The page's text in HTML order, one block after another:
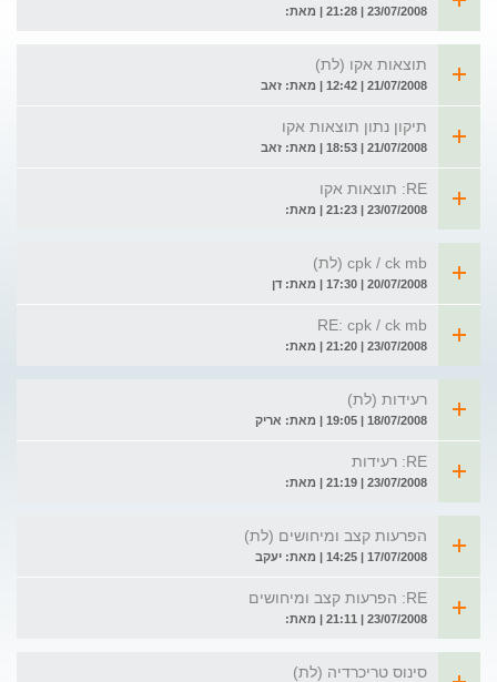
23/07/2008 | 21:28 | מאת:
תוצאות אקו (לת)
21/07/2008 | 12:42 | מאת: זאב
תיקון נתון תוצאות אקו
21/07/2008 | 18:53 | מאת: זאב
RE: תוצאות אקו
23/07/2008 | 21:23 | מאת:
cpk / ck mb (לת)
20/07/2008 | 17:30 | מאת: דן
RE: cpk / ck mb
23/07/2008 | 21:20 | מאת:
רעידות (לת)
18/07/2008 | 19:05 | מאת: אריק
RE: רעידות
23/07/2008 | 21:19 | מאת:
הפרעות קצב ומיחושים (לת)
17/07/2008 | 14:25 | מאת: יעקב
RE: הפרעות קצב ומיחושים
23/07/2008 | 21:11 | מאת:
סינוס טריכרדיה (לת)